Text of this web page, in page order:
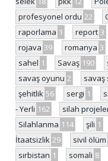
profesyonel ordu 22
raporlama 1 report 3
rojava 39 romanya 3
sahel 1 Savaş 190
savaş oyunu 2 savaş
şehitlik 56 sergi 1
- Yerli 162 silah
Silahlanma 114 şili 1
İtaatsizlik 29 sivil ölüm
sırbistan 1 somali 8